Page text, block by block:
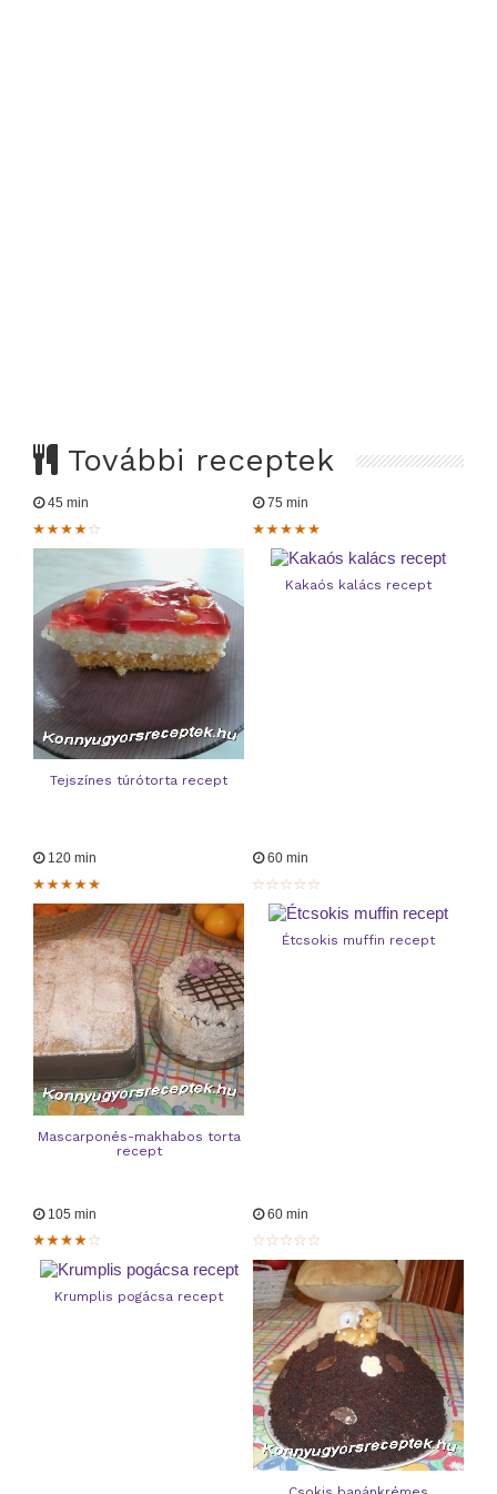
További receptek
45 min
Tejszínes túrótorta recept
75 min
Kakaós kalács recept
120 min
Mascarponés-makhabos torta
recept
60 min
Étcsokis muffin recept
105 min
Krumplis pogácsa recept
60 min